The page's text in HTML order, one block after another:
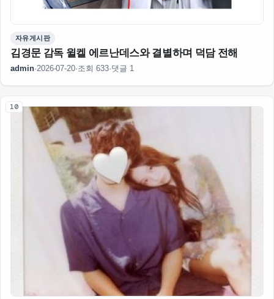
자유게시판
김경문 감독 윌켈 에르난데스와 결별하며 덕담 전해
admin·2026-07-20·조회 633·댓글 1
10